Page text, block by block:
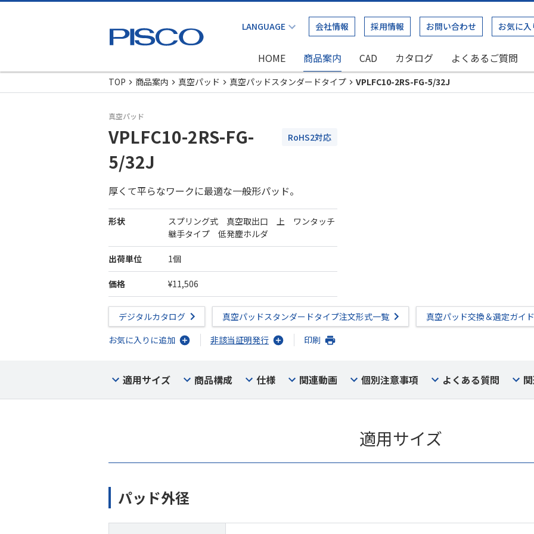
会社情報 採用情報 お問い合わせ お気に入
HOME 商品案内 CAD カタログ よくあるご質問
TOP
商品案内 真空パッド 真空パッドスタンダードタイプ VPLFC10-2RS-FG-5/32J
真空パッド
VPLFC10-2RS-FG-
5/32J
RoHS2対応
厚くて平らなワークに最適な一般形パッド。
形状
スプリング式 真空取出口 上 ワンタッチ
継手タイプ 低発塵ホルダ
出荷単位 1個
価格 ¥11,506
デジタルカタログ 真空パッドスタンダードタイプ注文形式一覧
真空パッド交換＆選定ガイド
お気に入りに追加
非該当証明発行 印刷
適用サイズ 商品構成 仕様 関連動画 個別注意事項 よくある質問
適用サイズ
パッド外径